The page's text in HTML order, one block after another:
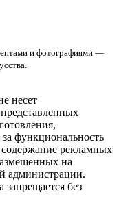
и фотографиями —
несет
функциональность
содержание рекламных
на
администрации.
без